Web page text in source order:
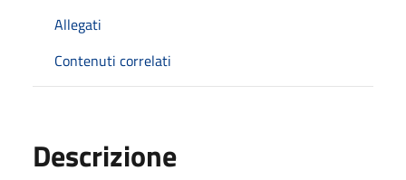
Allegati
Contenuti correlati
Descrizione